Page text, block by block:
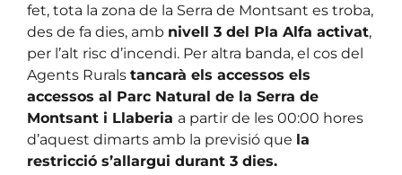
fet, tota la zona de la Serra de Montsant es troba,
des de fa dies, amb nivell 3 del Pla Alfa activat,
per l’alt risc d’incendi. Per altra banda, el cos del
Agents Rurals tancarà els accessos els
accessos al Parc Natural de la Serra de
Montsant i Llaberia a partir de les 00:00 hores
d’aquest dimarts amb la previsió que la
restricció s’allargui durant 3 dies.